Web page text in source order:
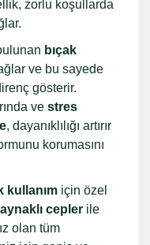
zorlu koşullarda
bıçak
ve bu sayede
gösterir.
ve stres
, dayanıklılığı artırır
korumasını
kullanım için özel
cepler ile
olan tüm